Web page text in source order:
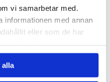
vi samarbetar med.
informationen med annan
eller som de har
alla